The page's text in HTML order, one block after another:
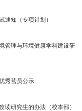
通知（专项计划）
管理与环境健康学科建设研
秀营员公示
研究生的办法（校本部）